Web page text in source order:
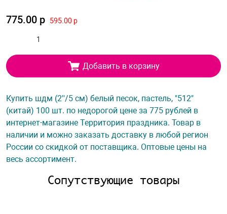
775.00 р 595.00 р
Добавить в корзину
Купить шдм (2''/5 см) белый песок, пастель, "512"
(китай) 100 шт. по недорогой цене за 775 рублей в
интернет-магазине Территория праздника. Товар в
наличии и можно заказать доставку в любой регион
России со скидкой от поставщика. Оптовые цены на
весь ассортимент.
Сопутствующие товары